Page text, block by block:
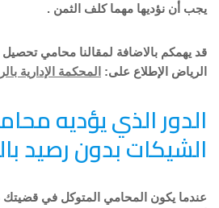
يجب أن نؤديها مهما كلف الثمن .
قد يهمكم بالاضافة لمقالنا محامي
الرياض الإطلاع على: المحكمة الإدارية
الدور الذي يؤديه
الشيكات بدون رصيد
عندما يكون المحامي المتوكل في قضيتك